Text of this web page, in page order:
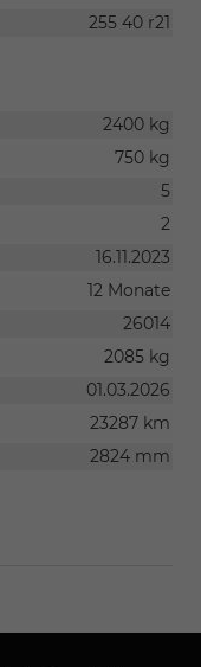
255 40 r21
2400 kg
750 kg
5
2
16.11.2023
12 Monate
26014
2085 kg
01.03.2026
23287 km
2824 mm